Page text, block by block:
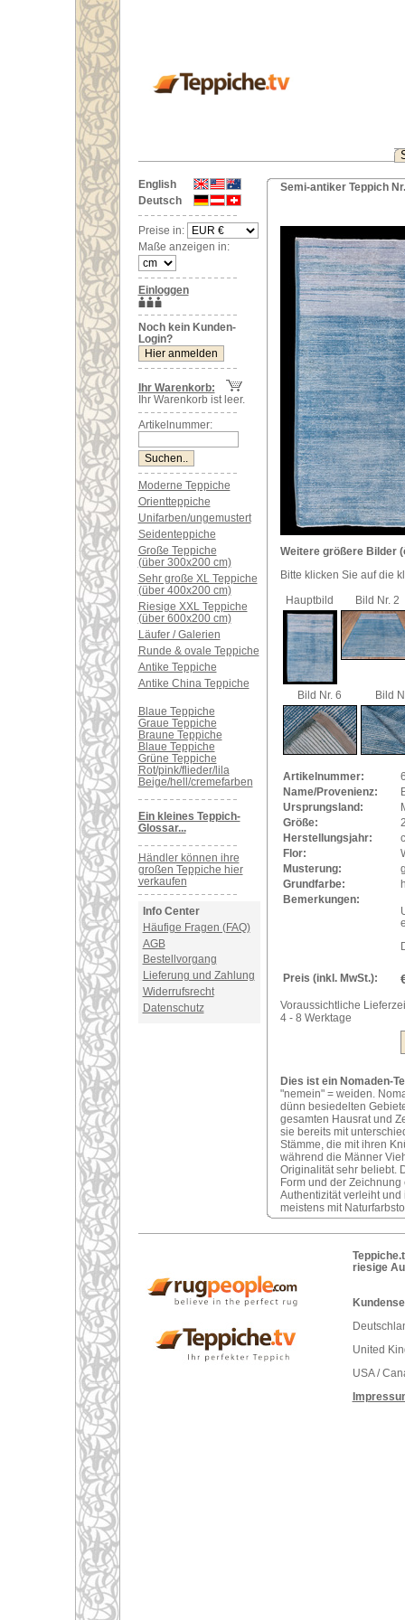
English
Deutsch
Preise in:
Maße anzeigen in:
Einloggen
Noch kein Kunden-
Login?
Ihr Warenkorb:
Ihr Warenkorb ist leer.
Artikelnummer:
Moderne Teppiche
Orientteppiche
Unifarben/ungemustert
Seidenteppiche
Große Teppiche
(über 300x200 cm)
Sehr große XL Teppiche
(über 400x200 cm)
Riesige XXL Teppiche
(über 600x200 cm)
Läufer / Galerien
Runde & ovale Teppiche
Antike Teppiche
Antike China Teppiche
Blaue Teppiche
Graue Teppiche
Braune Teppiche
Blaue Teppiche
Grüne Teppiche
Rot/pink/flieder/lila
Beige/hell/cremefarben
Ein kleines Teppich-
Glossar...
Händler können ihre
großen Teppiche hier
verkaufen
Info Center
Häufige Fragen (FAQ)
AGB
Bestellvorgang
Lieferung und Zahlung
Widerrufsrecht
Datenschutz
Semi-antiker Teppich
Weitere größere Bilder
Bitte klicken Sie auf die
Hauptbild
Bild Nr. 2
Bild Nr. 6 Bild
Artikelnummer:
Name/Provenienz:
Ursprungsland:
Größe:
Herstellungsjahr:
Flor:
Musterung:
Grundfarbe:
Bemerkungen:
Preis (inkl. MwSt.):
Voraussichtliche
4 - 8 Werktage
Dies ist ein Nomaden-
"nemein" = weiden.
dünn besiedelten
gesamten Hausrat und
sie bereits mit
Stämme, die mit ihren
während die Männer
Originalität sehr beliebt.
Form und der
Authentizität verleiht
meistens mit
riesige
United
USA /